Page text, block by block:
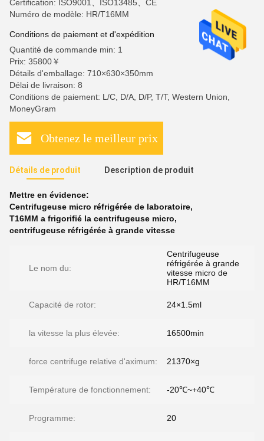
Certification: ISO9001、ISO13485、CE
Numéro de modèle: HR/T16MM
Conditions de paiement et d'expédition
Quantité de commande min: 1
Prix: 35800￥
Détails d'emballage: 710×630×350mm
Délai de livraison: 8
Conditions de paiement: L/C, D/A, D/P, T/T, Western Union,
MoneyGram
Obtenez le meilleur prix
Détails de produit Description de produit
Mettre en évidence:
Centrifugeuse micro réfrigérée de laboratoire,
T16MM a frigorifié la centrifugeuse micro,
centrifugeuse réfrigérée à grande vitesse
Le nom du:
Centrifugeuse
réfrigérée à grande
vitesse micro de
HR/T16MM
Capacité de rotor: 24×1.5ml
la vitesse la plus élevée: 16500min
force centrifuge relative d'aximum: 21370×g
Température de fonctionnement: -20℃~+40℃
Programme: 20